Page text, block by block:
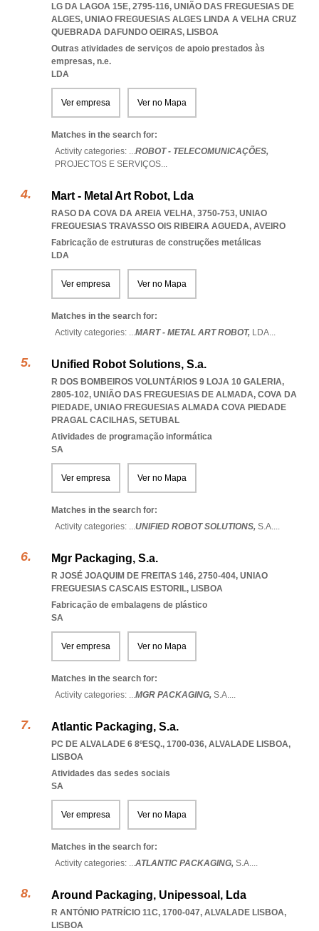
LG DA LAGOA 15E, 2795-116, UNIÃO DAS FREGUESIAS DE
ALGES, UNIAO FREGUESIAS ALGES LINDA A VELHA CRUZ
QUEBRADA DAFUNDO OEIRAS, LISBOA
Outras atividades de serviços de apoio prestados às
empresas, n.e.
LDA
Ver empresa Ver no Mapa
Matches in the search for:
Activity categories: ...ROBOT - TELECOMUNICAÇÕES,
PROJECTOS E SERVIÇOS...
Mart - Metal Art Robot, Lda
RASO DA COVA DA AREIA VELHA, 3750-753, UNIAO
FREGUESIAS TRAVASSO OIS RIBEIRA AGUEDA, AVEIRO
Fabricação de estruturas de construções metálicas
LDA
Ver empresa Ver no Mapa
Matches in the search for:
Activity categories: ...MART - METAL ART ROBOT, LDA...
Unified Robot Solutions, S.a.
R DOS BOMBEIROS VOLUNTÁRIOS 9 LOJA 10 GALERIA,
2805-102, UNIÃO DAS FREGUESIAS DE ALMADA, COVA DA
PIEDADE, UNIAO FREGUESIAS ALMADA COVA PIEDADE
PRAGAL CACILHAS, SETUBAL
Atividades de programação informática
SA
Ver empresa Ver no Mapa
Matches in the search for:
Activity categories: ...UNIFIED ROBOT SOLUTIONS, S.A....
Mgr Packaging, S.a.
R JOSÉ JOAQUIM DE FREITAS 146, 2750-404, UNIAO
FREGUESIAS CASCAIS ESTORIL, LISBOA
Fabricação de embalagens de plástico
SA
Ver empresa Ver no Mapa
Matches in the search for:
Activity categories: ...MGR PACKAGING, S.A....
Atlantic Packaging, S.a.
PC DE ALVALADE 6 8ºESQ., 1700-036, ALVALADE LISBOA,
LISBOA
Atividades das sedes sociais
SA
Ver empresa Ver no Mapa
Matches in the search for:
Activity categories: ...ATLANTIC PACKAGING, S.A....
Around Packaging, Unipessoal, Lda
R ANTÓNIO PATRÍCIO 11C, 1700-047, ALVALADE LISBOA,
LISBOA